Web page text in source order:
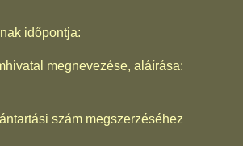
időpontja:
megnevezése, aláírása:
szám megszerzéséhez